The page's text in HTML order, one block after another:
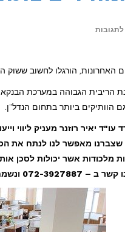
לתגובות
והמחירים
צונחים
לקרקע!
האחרונות, הורגלו לחשוב ששוק
הריבית הגבוהה במערכת
הוותיקים ביותר בתחום הנדל"ן.
עו"ד יאיר רוזנר מעניק ליווי
מאפשר לנו לנתח את
מלכודות אשר יכולות לסכן
ב – 072-3927887